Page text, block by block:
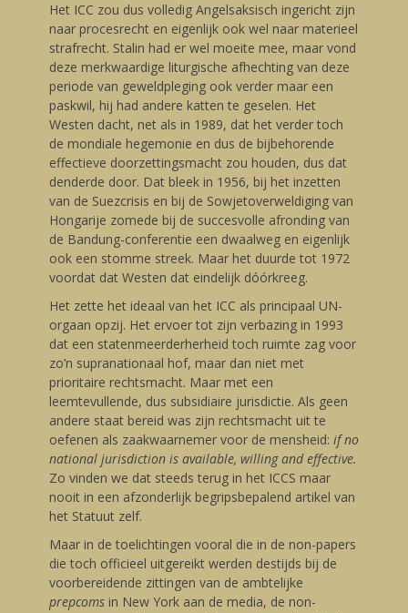
Het ICC zou dus volledig Angelsaksisch ingericht zijn
naar procesrecht en eigenlijk ook wel naar materieel
strafrecht. Stalin had er wel moeite mee, maar vond
deze merkwaardige liturgische afhechting van deze
periode van geweldpleging ook verder maar een
paskwil, hij had andere katten te geselen. Het
Westen dacht, net als in 1989, dat het verder toch
de mondiale hegemonie en dus de bijbehorende
effectieve doorzettingsmacht zou houden, dus dat
denderde door. Dat bleek in 1956, bij het inzetten
van de Suezcrisis en bij de Sowjetoverweldiging van
Hongarije zomede bij de succesvolle afronding van
de Bandung-conferentie een dwaalweg en eigenlijk
ook een stomme streek. Maar het duurde tot 1972
voordat dat Westen dat eindelijk dóórkreeg.
Het zette het ideaal van het ICC als principaal UN-
orgaan opzij. Het ervoer tot zijn verbazing in 1993
dat een statenmeerderherheid toch ruimte zag voor
zo’n supranationaal hof, maar dan niet met
prioritaire rechtsmacht. Maar met een
leemtevullende, dus subsidiaire jurisdictie. Als geen
andere staat bereid was zijn rechtsmacht uit te
oefenen als zaakwaarnemer voor de mensheid: if no
national jurisdiction is available, willing and effective.
Zo vinden we dat steeds terug in het ICCS maar
nooit in een afzonderlijk begripsbepalend artikel van
het Statuut zelf.
Maar in de toelichtingen vooral die in de non-papers
die toch officieel uitgereikt werden destijds bij de
voorbereidende zittingen van de ambtelijke
prepcoms in New York aan de media, de non-